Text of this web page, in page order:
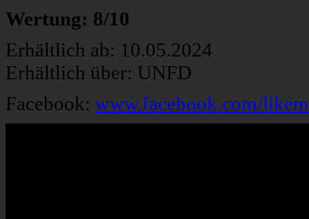
Wertung: 8/10
Erhältlich ab: 10.05.2024
Erhältlich über: UNFD
Facebook: www.facebook.com/